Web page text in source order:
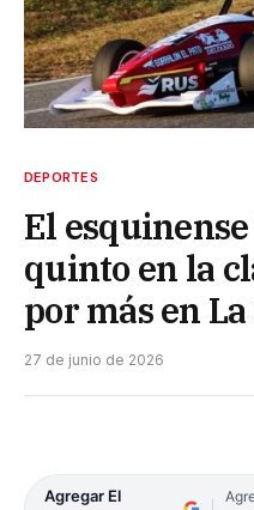
DEPORTES
El
quinto en la
por más en
27 de junio de 2026
Agregar El